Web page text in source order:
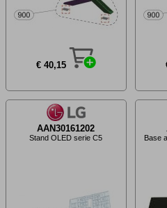
€ 40,15
AAN30161202
Stand OLED serie C5 Base